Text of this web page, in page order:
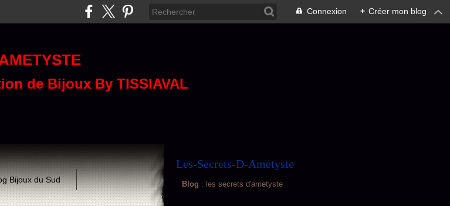
Connexion + Créer mon blog
de Bijoux By TISSIAVAL
Bijoux du Sud
Les-Secrets-D-Ametyste
Blog : les secrets d'ametyste